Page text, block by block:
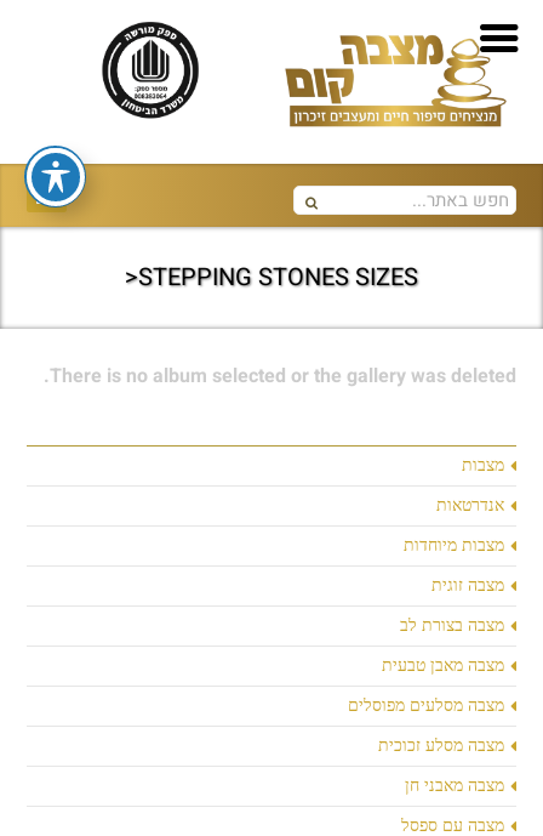
STEPPING STONES SIZES<
מצבות
אנדרטאות
מצבות מיוחדות
מצבה זוגית
מצבה בצורת לב
מצבה מאבן טבעית
מצבה מסלעים מפוסלים
מצבה מסלע זכוכית
מצבה מאבני חן
מצבה עם ספסל
There is no album selected or the gallery was deleted.